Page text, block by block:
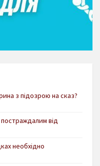
з підозрою на сказ?
постраждалим від
необхідно